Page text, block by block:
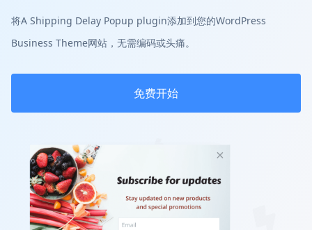
将A Shipping Delay Popup plugin添加到您的WordPress
Business Theme网站，无需编码或头痛。
免费开始